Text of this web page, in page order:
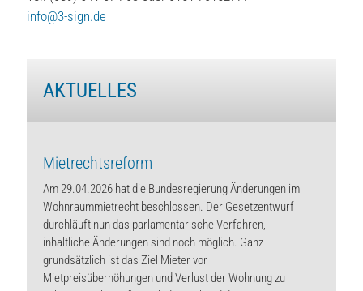
info@3-sign.de
AKTUELLES
Mietrechtsreform
Am 29.04.2026 hat die Bundesregierung Änderungen im
Wohnraummietrecht beschlossen. Der Gesetzentwurf
durchläuft nun das parlamentarische Verfahren,
inhaltliche Änderungen sind noch möglich. Ganz
grundsätzlich ist das Ziel Mieter vor
Mietpreisüberhöhungen und Verlust der Wohnung zu